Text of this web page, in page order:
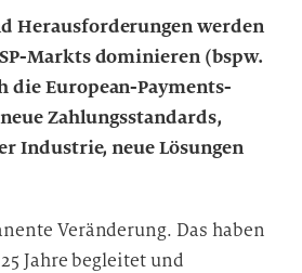
Herausforderungen werden
Markts dominieren (bspw.
European-Payments-
Zahlungsstandards,
Industrie, neue Lösungen
Veränderung. Das haben
Jahre begleitet und